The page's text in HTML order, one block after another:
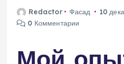
Redactor Фасад
10
0 Комментарии